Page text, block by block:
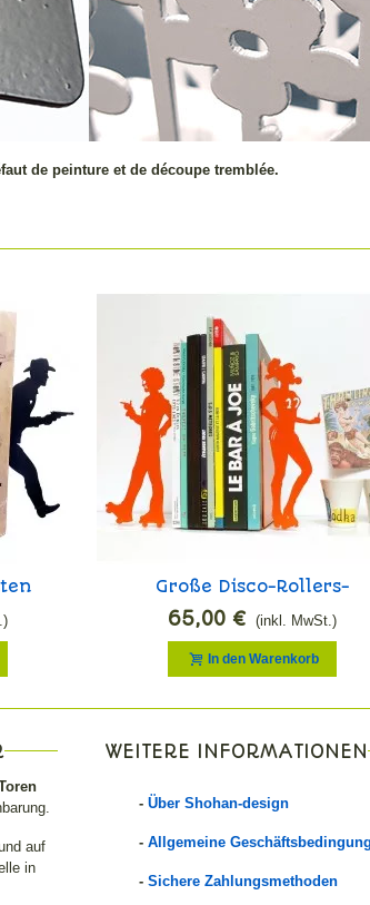
de peinture et de découpe tremblée.
Große Disco-Rollers-
Buchstützen
65,00 € (inkl. MwSt.)
In den Warenkorb
auf
in
WEITERE INFORMATIONEN
- Über Shohan-design
- Allgemeine
- Sichere Zahlungsmethoden